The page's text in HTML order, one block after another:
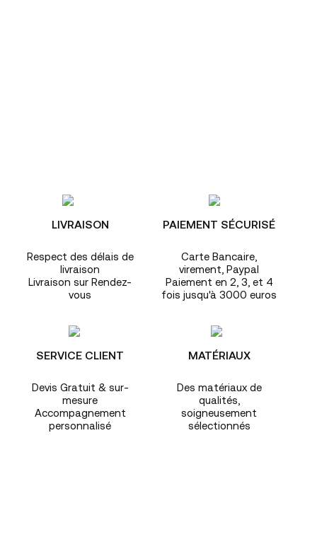
LIVRAISON
Respect des délais de
livraison
Livraison sur Rendez-
vous
PAIEMENT SÉCURISÉ
Carte Bancaire,
virement, Paypal
Paiement en 2, 3, et 4
fois jusqu'à 3000 euros
SERVICE CLIENT
Devis Gratuit & sur-
mesure
Accompagnement
personnalisé
MATÉRIAUX
Des matériaux de
qualités,
soigneusement
sélectionnés